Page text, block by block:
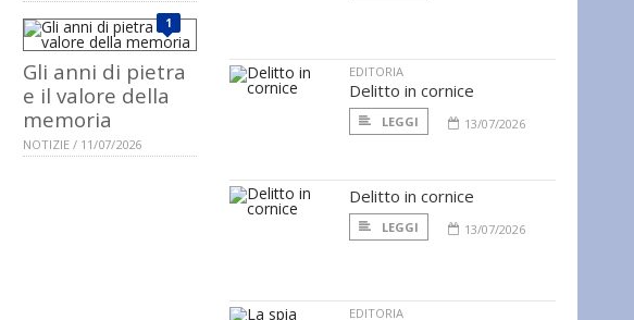
1
Gli anni di pietra
e il valore della
memoria
NOTIZIE / 11/07/2026
EDITORIA
Delitto in cornice
LEGGI 13/07/2026
Delitto in cornice
LEGGI 13/07/2026
EDITORIA